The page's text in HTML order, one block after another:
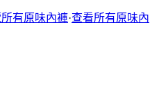
有原味內褲·查看所有原味內